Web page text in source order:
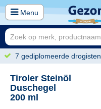
Menu
7 gediplomeerde drogisten
Tiroler Steinöl
Duschegel
200 ml